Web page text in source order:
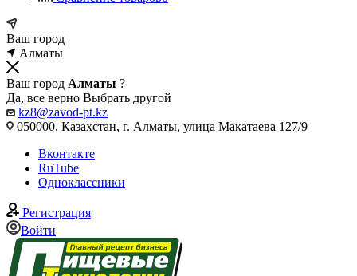
Ваш город
Алматы
Ваш город Алматы ?
Да, все верно Выбрать другой
kz8@zavod-pt.kz
050000, Казахстан, г. Алматы, улица Макатаева 127/9
Вконтакте
RuTube
Одноклассники
Регистрация
Войти